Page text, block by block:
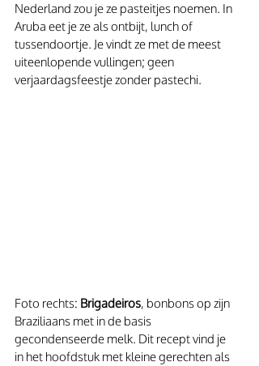
Nederland zou je ze pasteitjes noemen. In
Aruba eet je ze als ontbijt, lunch of
tussendoortje. Je vindt ze met de meest
uiteenlopende vullingen; geen
verjaardagsfeestje zonder pastechi.
Foto rechts: Brigadeiros, bonbons op zijn
Braziliaans met in de basis
gecondenseerde melk. Dit recept vind je
in het hoofdstuk met kleine gerechten als